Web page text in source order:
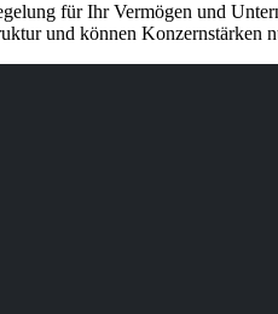
für Ihr Vermögen und
und können Konzernstärken